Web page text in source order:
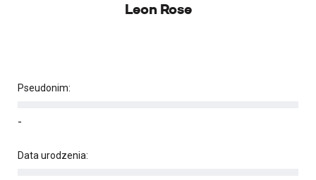
Leon Rose
Pseudonim:
-
Data urodzenia: